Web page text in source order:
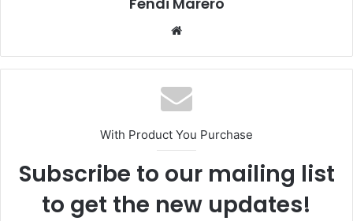
With Product You Purchase
Subscribe to our mailing list
to get the new updates!